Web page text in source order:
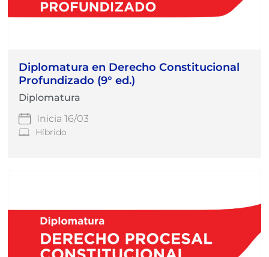
Diplomatura en Derecho Constitucional
Profundizado (9° ed.)
Diplomatura
Inicia 16/03
Híbrido